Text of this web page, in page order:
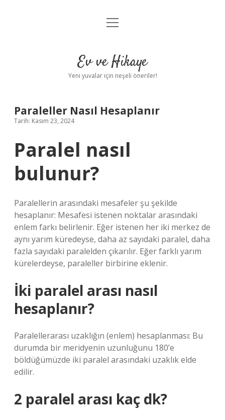
Anasayfa
Yasal Uyarı
menüyü
Ev ve Hikaye
Yeni yuvalar için neşeli öneriler!
Paraleller Nasıl Hesaplanır
Tarih: Kasım 23, 2024
Paralel nasıl
bulunur?
Paralellerin arasındaki mesafeler şu şekilde
hesaplanır: Mesafesi istenen noktalar arasındaki
enlem farkı belirlenir. Eğer istenen her iki merkez de
aynı yarım küredeyse, daha az sayıdaki paralel, daha
fazla sayıdaki paralelden çıkarılır. Eğer farklı yarım
kürelerdeyse, paraleller birbirine eklenir.
İki paralel arası nasıl
hesaplanır?
Paralellerarası uzaklığın (enlem) hesaplanması: Bu
durumda bir meridyenin uzunluğunu 180’e
böldüğümüzde iki paralel arasındaki uzaklık elde
edilir.
2 paralel arası kaç dk?